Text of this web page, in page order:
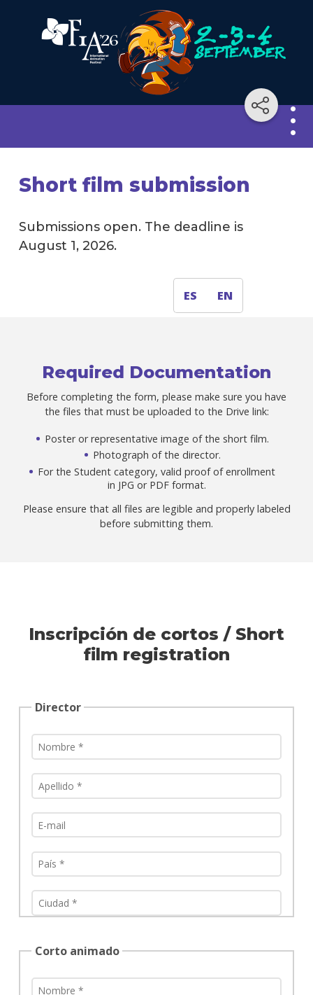
Short film submission
Submissions open. The deadline is
August 1, 2026.
ES EN
Required Documentation
Before completing the form, please make sure you have
the files that must be uploaded to the Drive link:
Poster or representative image of the short film.
Photograph of the director.
For the Student category, valid proof of enrollment
in JPG or PDF format.
Please ensure that all files are legible and properly labeled
before submitting them.
Inscripción de cortos / Short
film registration
Director
Corto animado